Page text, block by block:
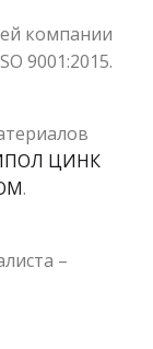
компании
9001:2015.
ЦИНК
.
–